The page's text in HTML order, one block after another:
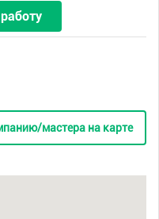
мастера на карте